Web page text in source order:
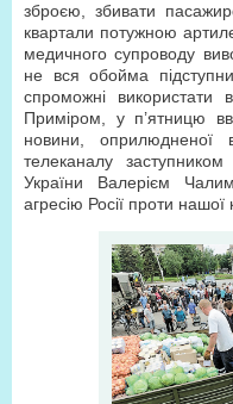
зброєю, збивати
квартали потужною
медичного супроводу
не вся обойма
спроможні використати
Приміром, у п’ятницю
новини, оприлюдненої
телеканалу заступником
України Валерієм
агресію Росії проти нашої